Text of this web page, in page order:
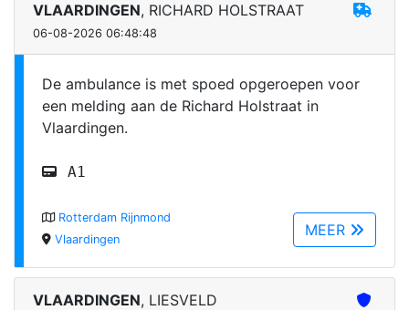
VLAARDINGEN, RICHARD HOLSTRAAT
06-08-2026 06:48:48
De ambulance is met spoed opgeroepen voor
een melding aan de Richard Holstraat in
Vlaardingen.
A1
MEER
Rotterdam Rijnmond
Vlaardingen
VLAARDINGEN, LIESVELD